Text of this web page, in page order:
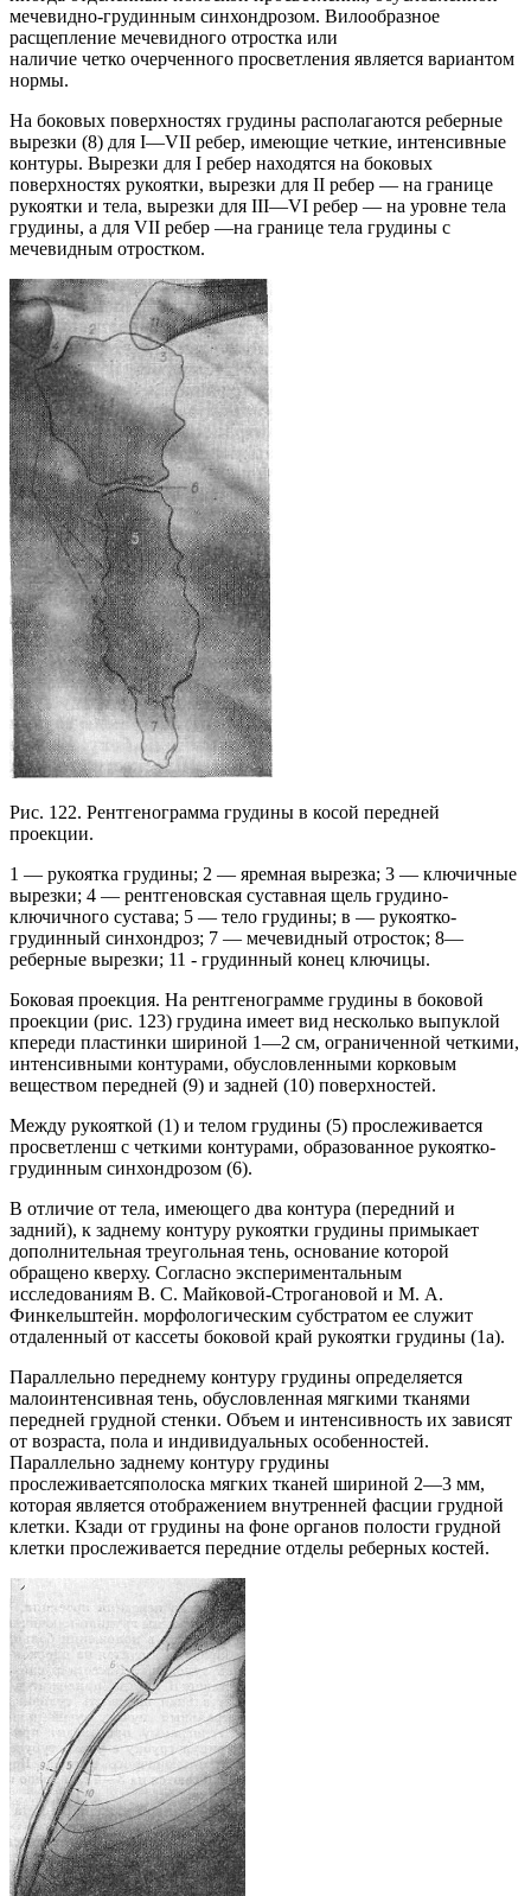
мечевидно-грудинным синхондрозом. Вилообразное
расщепление мечевидного отростка или
наличие четко очерченного просветления является вариантом
нормы.
На боковых поверхностях грудины располагаются реберные
вырезки (8) для I—VII ребер, имеющие четкие, интенсивные
контуры. Вырезки для I ребер находятся на боковых
поверхностях рукоятки, вырезки для II ребер — на границе
рукоятки и тела, вырезки для III—VI ребер — на уровне тела
грудины, а для VII ребер —на границе тела грудины с
мечевидным отростком.
Рис. 122. Рентгенограмма грудины в косой передней
проекции.
1 — рукоятка грудины; 2 — яремная вырезка; 3 — ключичные
вырезки; 4 — рентгеновская суставная щель грудино-
ключичного сустава; 5 — тело грудины; в — рукоятко-
грудинный синхондроз; 7 — мечевидный отросток; 8—
реберные вырезки; 11 - грудинный конец ключицы.
Боковая проекция. На рентгенограмме грудины в боковой
проекции (рис. 123) грудина имеет вид несколько выпуклой
кпереди пластинки шириной 1—2 см, ограниченной четкими,
интенсивными контурами, обусловленными корковым
веществом передней (9) и задней (10) поверхностей.
Между рукояткой (1) и телом грудины (5) прослеживается
просветленш с четкими контурами, образованное рукоятко-
грудинным синхондрозом (6).
В отличие от тела, имеющего два контура (передний и
задний), к заднему контуру рукоятки грудины примыкает
дополнительная треугольная тень, основание которой
обращено кверху. Согласно экспериментальным
исследованиям В. С. Майковой-Строгановой и М. А.
Финкельштейн. морфологическим субстратом ее служит
отдаленный от кассеты боковой край рукоятки грудины (1а).
Параллельно переднему контуру грудины определяется
малоинтенсивная тень, обусловленная мягкими тканями
передней грудной стенки. Объем и интенсивность их зависят
от возраста, пола и индивидуальных особенностей.
Параллельно заднему контуру грудины
прослеживаетсяполоска мягких тканей шириной 2—3 мм,
которая является отображением внутренней фасции грудной
клетки. Кзади от грудины на фоне органов полости грудной
клетки прослеживается передние отделы реберных костей.